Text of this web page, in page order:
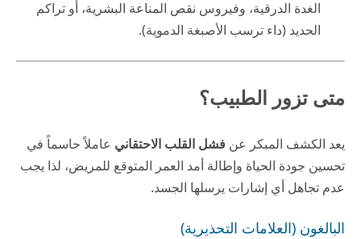
الغدة الدرقية، وفيروس نقص المناعة البشرية، أو تراكم
الحديد (داء ترسب الأصبغة الدموية).
متى تزور الطبيب؟
يعد الكشف المبكر عن فشل القلب الاحتقاني عاملاً حاسماً في
تحسين جودة الحياة وإطالة أمد العمر المتوقع للمريض، لذا يجب
عدم تجاهل أي إشارات يرسلها الجسد.
البالغون (العلامات التحذيرية)